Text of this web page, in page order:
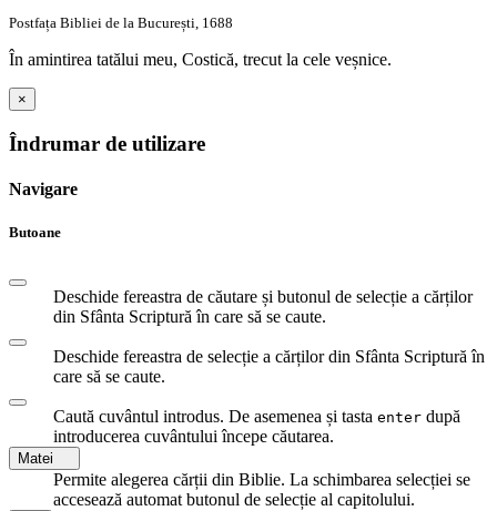
Postfața Bibliei de la București, 1688
În amintirea tatălui meu, Costică, trecut la cele veșnice.
×
Îndrumar de utilizare
Navigare
Butoane
Deschide fereastra de căutare și butonul de selecție a cărților
din Sfânta Scriptură în care să se caute.
Deschide fereastra de selecție a cărților din Sfânta Scriptură în
care să se caute.
Caută cuvântul introdus. De asemenea și tasta enter după
introducerea cuvântului începe căutarea.
Matei
Permite alegerea cărții din Biblie. La schimbarea selecției se
accesează automat butonul de selecție al capitolului.